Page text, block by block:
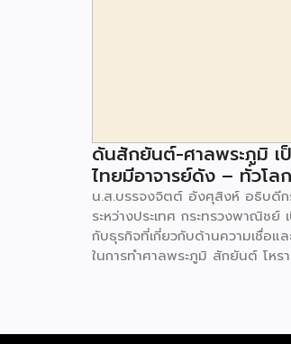
ดันสักยันต์-ศาลพระภูมิ เ
ไทยมีอาจารย์ดัง – ทั่วโล
น.ส.บรรจงจิตต์ อังศุสิงห์ อธิบดีก
ระหว่างประเทศ กระทรวงพาณิชย์
กับธุรกิจที่เกี่ยวกับด้านความเชื่อแ
ในการทำศาลพระภูมิ สักยันต์ โห
ต่างประเทศอย่างมาก โดยเฉพา